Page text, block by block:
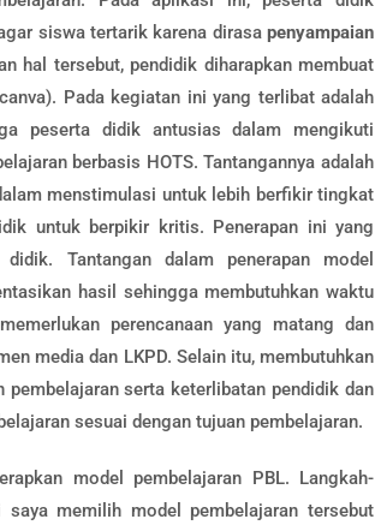
siswa tertarik karena dirasa penyampaian
hal tersebut, pendidik diharapkan membuat
Pada kegiatan ini yang terlibat adalah
peserta didik antusias dalam mengikuti
berbasis HOTS. Tantangannya adalah
menstimulasi untuk lebih berfikir tingkat
untuk berpikir kritis. Penerapan ini yang
Tantangan dalam penerapan model
hasil sehingga membutuhkan waktu
perencanaan yang matang dan
media dan LKPD. Selain itu, membutuhkan
serta keterlibatan pendidik dan
sesuai dengan tujuan pembelajaran.
model pembelajaran PBL. Langkah-
memilih model pembelajaran tersebut